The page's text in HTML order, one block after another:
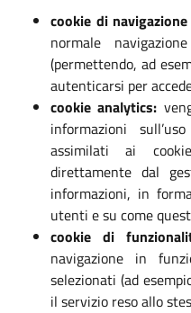
cookie di
normale
(permettendo, ad
autenticarsi per
cookie analytics:
informazioni
assimilati ai
direttamente dal
informazioni, in
utenti e su come
cookie di
navigazione in
selezionati (ad
il servizio reso allo